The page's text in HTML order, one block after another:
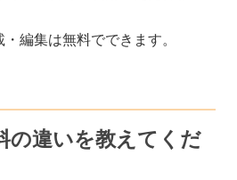
編集は無料でできます。
の違いを教えてくだ